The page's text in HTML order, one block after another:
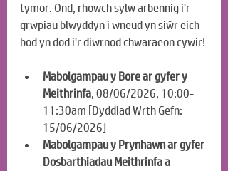
tymor. Ond, rhowch sylw arbennig i'r
grwpiau blwyddyn i wneud yn siŵr eich
bod yn dod i'r diwrnod chwaraeon cywir!
Mabolgampau y Bore ar gyfer y
Meithrinfa, 08/06/2026, 10:00-
11:30am [Dyddiad Wrth Gefn:
15/06/2026]
Mabolgampau y Prynhawn ar gyfer
Dosbarthiadau Meithrinfa a